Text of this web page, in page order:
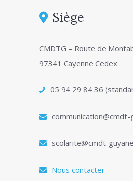
Siège
CMDTG – Route de
97341 Cayenne Cedex
05 94 29 84 36
communication@cmdt-
scolarite@cmdt-
Nous contacter